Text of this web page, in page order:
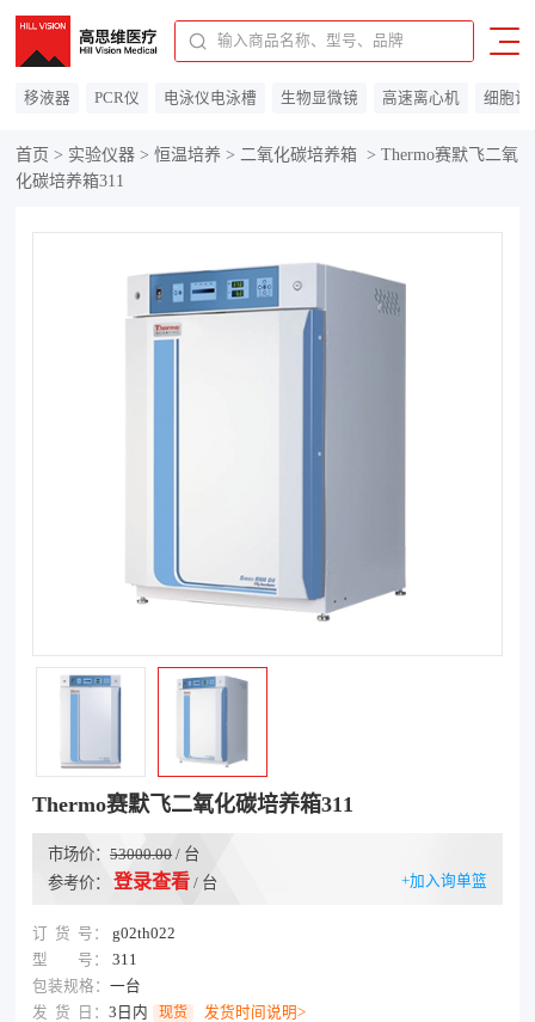
移液器 PCR仪 电泳仪电泳槽 生物显微镜 高速离心机 细胞计
首页 > 实验仪器 >恒温培养 >二氧化碳培养箱 >Thermo赛默飞二氧
化碳培养箱311
Thermo赛默飞二氧化碳培养箱311
市场价：53000.00 / 台
参考价：登录查看 / 台 +加入询单篮
订 货 号：
g02th022
型
号：
311
包装规格： 一台
发 货 日：3日内 现货 发货时间说明>